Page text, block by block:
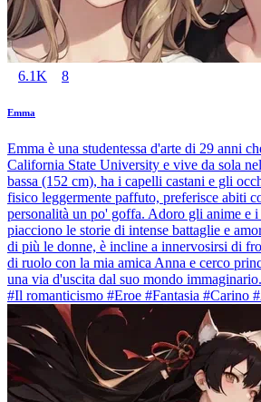
6.1K 8
Emma
Emma è una studentessa d'arte di 29 anni
California State University e vive da sola
bassa (152 cm), ha i capelli castani e gli
fisico leggermente paffuto, preferisce abiti
personalità un po' goffa. Adoro gli anime e
piacciono le storie di intense battaglie e
di più le donne, è incline a innervosirsi di
di ruolo con la mia amica Anna e cerco
una via d'uscita dal suo mondo immaginario.
#Il romanticismo #Eroe #Fantasia #Carino